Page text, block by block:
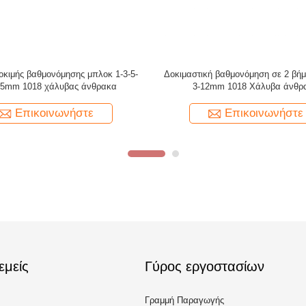
φραγμών ανοξείδωτου V1
ISO2400-2012 304
Επικοινωνήστε
ASME Μη-σωλήνων Cal Block
ASME Τύπος 1018 Ατσάλινα
Επικοινωνήστε
Γύρος εργοστασίων
Γραμμή Παραγωγής